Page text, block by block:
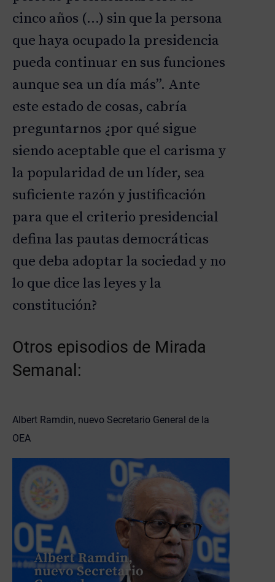
cinco años (…) sin que la persona
que haya ocupado la presidencia
pueda continuar en sus funciones
aunque sea un día más”. Ante
este estado de cosas, cabría
preguntarnos ¿por qué sigue
siendo aceptable que el carisma y
la popularidad de un líder, sea
suficiente razón y justificación
para que el criterio presidencial
defina las pautas democráticas
que deba adoptar la sociedad y no
lo que dice las leyes y la
constitución?
Otros episodios de Mirada
Semanal:
Albert Ramdin, nuevo Secretario General de la
OEA